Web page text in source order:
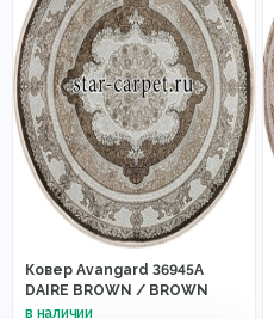
Ковер Avangard 36945A
DAIRE BROWN / BROWN